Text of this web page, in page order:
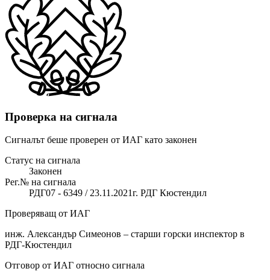
Проверка на сигнала
Сигналът беше проверен от ИАГ като законен
Статус на сигнала
Законен
Рег.№ на сигнала
РДГ07 - 6349 / 23.11.2021г. РДГ Кюстендил
Проверяващ от ИАГ
инж. Александър Симеонов – старши горски инспектор в
РДГ-Кюстендил
Отговор от ИАГ относно сигнала